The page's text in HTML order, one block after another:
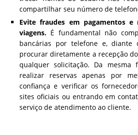
compartilhar seu número de
Evite fraudes em pagamentos e
viagens. É fundamental não
bancárias por telefone e, diante
procurar diretamente a recepção
qualquer solicitação. Da mesma
realizar reservas apenas por
confiança e verificar os
sites oficiais ou entrando em
serviço de atendimento ao cliente.